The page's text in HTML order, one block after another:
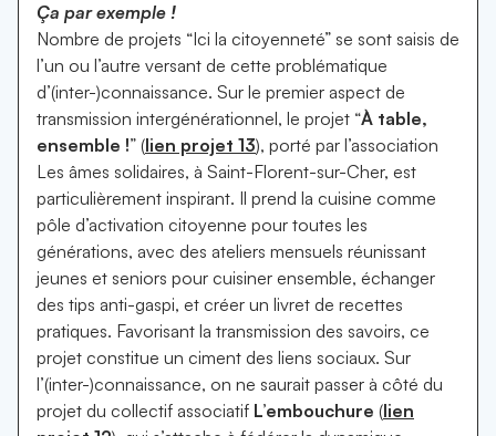
Ça par exemple !
Nombre de projets “Ici la citoyenneté” se sont saisis de
l’un ou l’autre versant de cette problématique
d’(inter-)connaissance. Sur le premier aspect de
transmission intergénérationnel, le projet “À table,
ensemble !” (lien projet 13), porté par l’association
Les âmes solidaires, à Saint-Florent-sur-Cher, est
particulièrement inspirant. Il prend la cuisine comme
pôle d’activation citoyenne pour toutes les
générations, avec des ateliers mensuels réunissant
jeunes et seniors pour cuisiner ensemble, échanger
des tips anti-gaspi, et créer un livret de recettes
pratiques. Favorisant la transmission des savoirs, ce
projet constitue un ciment des liens sociaux. Sur
l’(inter-)connaissance, on ne saurait passer à côté du
projet du collectif associatif L’embouchure (lien